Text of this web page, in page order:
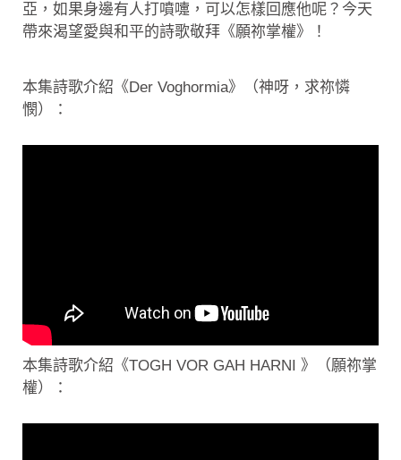
亞，如果身邊有人打噴嚏，可以怎樣回應他呢？今天
帶來渴望愛與和平的詩歌敬拜《願祢掌權》！
本集詩歌介紹《Der Voghormia》（神呀，求祢憐
憫）：
本集詩歌介紹《TOGH VOR GAH HARNI 》（願祢掌
權）：